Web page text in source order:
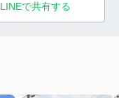
LINEで共有する